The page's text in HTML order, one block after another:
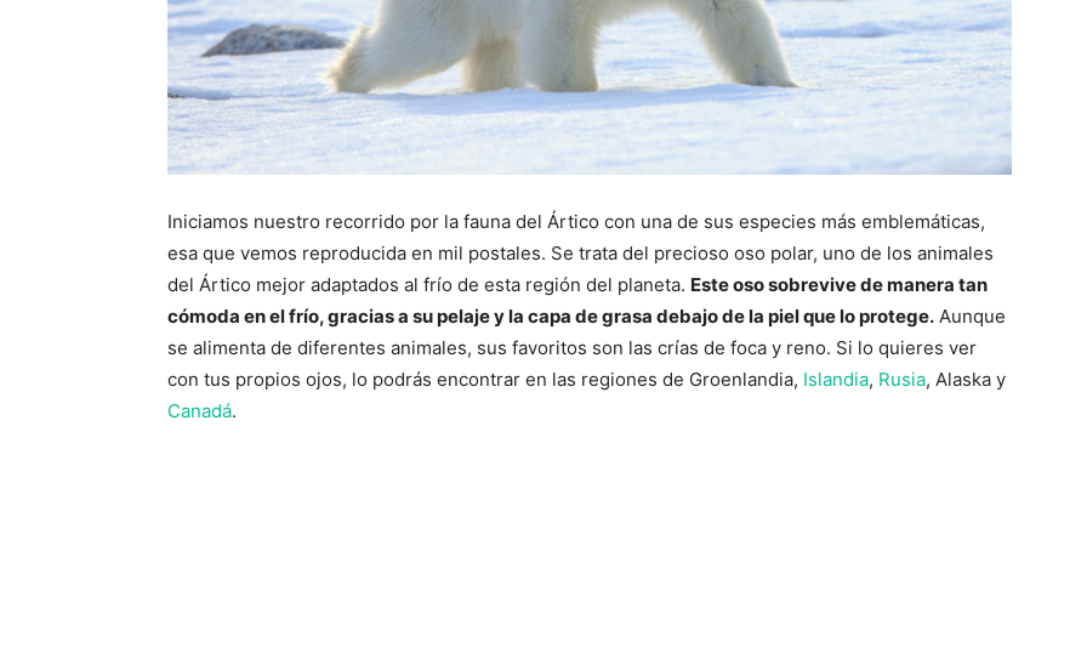
Iniciamos nuestro recorrido por la fauna del Ártico con una de sus especies más emblemáticas,
esa que vemos reproducida en mil postales. Se trata del precioso oso polar, uno de los animales
del Ártico mejor adaptados al frío de esta región del planeta. Este oso sobrevive de manera tan
cómoda en el frío, gracias a su pelaje y la capa de grasa debajo de la piel que lo protege. Aunque
se alimenta de diferentes animales, sus favoritos son las crías de foca y reno. Si lo quieres ver
con tus propios ojos, lo podrás encontrar en las regiones de Groenlandia, Islandia, Rusia, Alaska y
Canadá.